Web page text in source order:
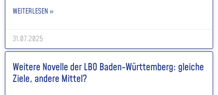
WEITERLESEN »
31.07.2025
Weitere Novelle der LBO Baden-Württemberg: gleiche
Ziele, andere Mittel?